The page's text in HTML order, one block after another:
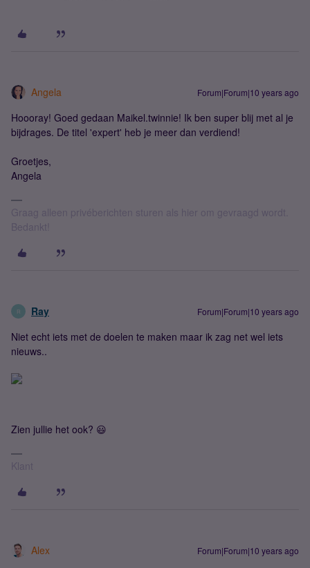
Angela Forum|Forum|10 years ago
Hoooray! Goed gedaan Maikel.twinnie! Ik ben super blij met al je
bijdrages. De titel 'expert' heb je meer dan verdiend!
Groetjes,
Angela
Graag alleen privéberichten sturen als hier om gevraagd wordt.
Bedankt!
R Ray Forum|Forum|10 years ago
Niet echt iets met de doelen te maken maar ik zag net wel iets
nieuws..
Zien jullie het ook? 😃
Klant
Alex Forum|Forum|10 years ago